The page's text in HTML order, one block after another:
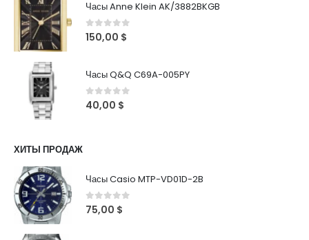
Часы Anne Klein AK/3882BKGB
0out of 5
150,00 $
Часы Q&Q C69A-005PY
0 out of 5
40,00 $
ХИТЫ ПРОДАЖ
Часы Casio MTP-VD01D-2B
0out of 5
75,00 $